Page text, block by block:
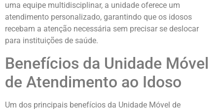
uma equipe multidisciplinar, a unidade oferece um
atendimento personalizado, garantindo que os idosos
recebam a atenção necessária sem precisar se deslocar
para instituições de saúde.
Benefícios da Unidade Móvel
de Atendimento ao Idoso
Um dos principais benefícios da Unidade Móvel de